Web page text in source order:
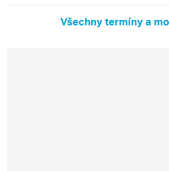
Všechny termíny a